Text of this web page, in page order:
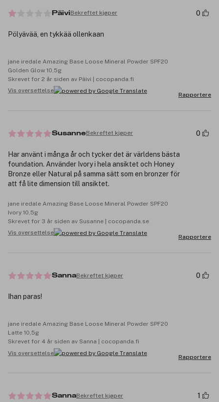
PäiviBekreftet kjøper 0
Pölyävää, en tykkää ollenkaan
jane iredale Amazing Base Loose Mineral Powder SPF20
Golden Glow 10,5g
Skrevet for 2 år siden av Päivi | cocopanda.fi
Vis oversettelse
Rapportere
SusanneBekreftet kjøper 0
Har använt i många år och tycker det är världens bästa
foundation. Använder Ivory i hela ansiktet och Honey
Bronze eller Natural på samma sätt som en bronzer för
att få lite dimension till ansiktet.
jane iredale Amazing Base Loose Mineral Powder SPF20
Ivory 10,5g
Skrevet for 3 år siden av Susanne | cocopanda.se
Vis oversettelse
Rapportere
SannaBekreftet kjøper 0
Ihan paras!
jane iredale Amazing Base Loose Mineral Powder SPF20
Latte 10,5g
Skrevet for 4 år siden av Sanna | cocopanda.fi
Vis oversettelse
Rapportere
SannaBekreftet kjøper 1